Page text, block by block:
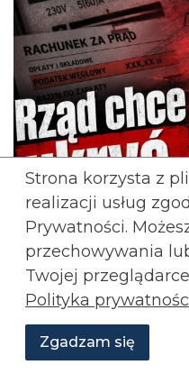
Strona korzysta z
realizacji usług
Prywatności.
przechowywania
Twojej
Polityka
Zgadzam się